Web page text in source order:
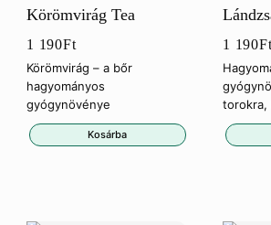
Körömvirág Tea
1 190Ft
Körömvirág – a bőr
hagyományos
gyógynövénye
Kosárba
1 190Ft
torokra,